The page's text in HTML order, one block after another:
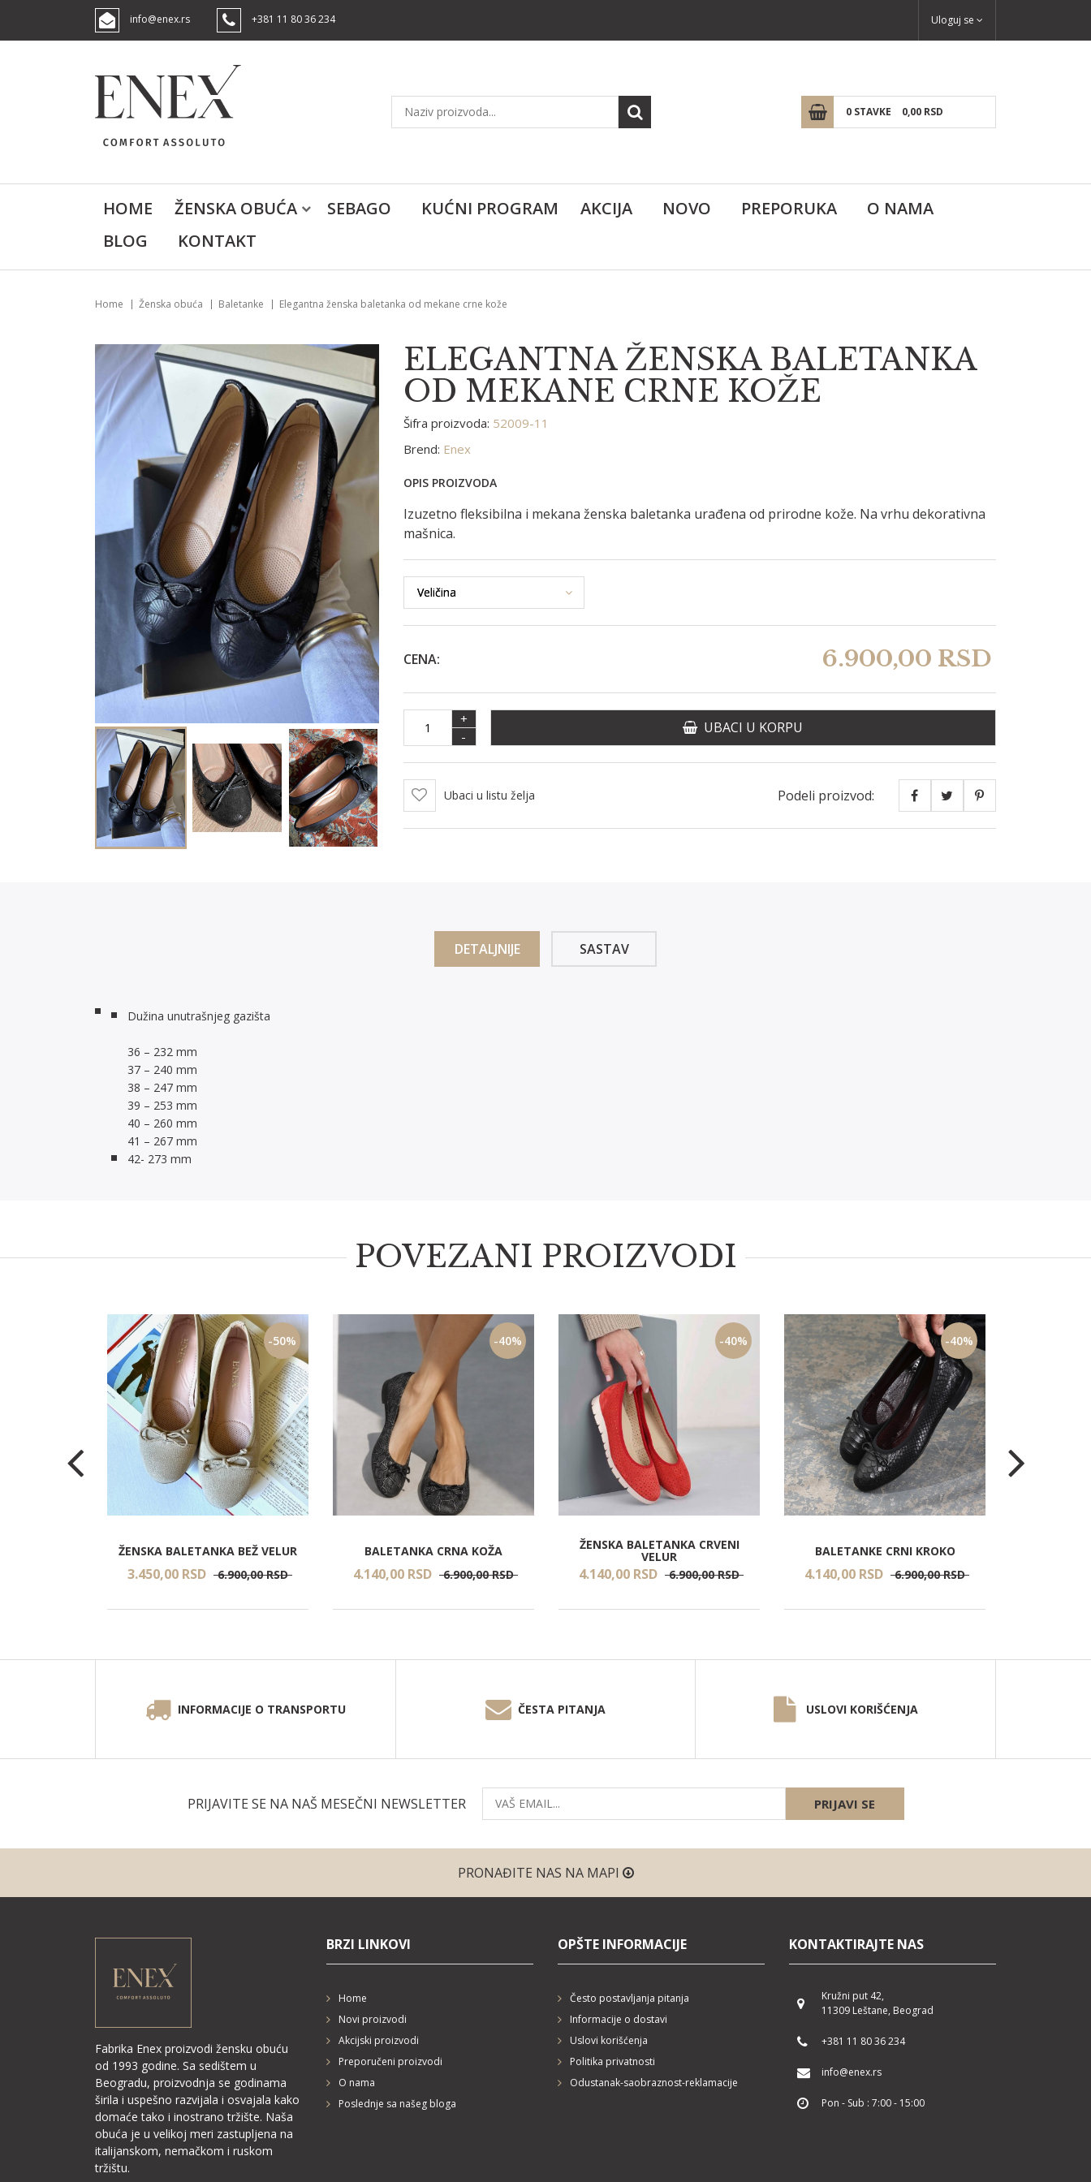
info@enex.rs +381 11 80 36 234 Uloguj se
0 STAVKE 0,00 RSD
HOME ŽENSKA OBUĆA SEBAGO KUĆNI PROGRAM AKCIJA NOVO PREPORUKA
O NAMA
BLOG
KONTAKT
Home Ženska obuća Baletanke Elegantna ženska baletanka od mekane crne kože
ELEGANTNA ŽENSKA BALETANKA
OD MEKANE CRNE KOŽE
Šifra proizvoda: 52009-11
Brend: Enex
OPIS PROIZVODA
Izuzetno fleksibilna i mekana ženska baletanka urađena od prirodne kože. Na vrhu dekorativna
mašnica.
CENA: 6.900,00 RSD
+
-
UBACI U KORPU
Ubaci u listu želja Podeli proizvod:
DETALJNIJE SASTAV
Dužina unutrašnjeg gazišta
36 – 232 mm
37 – 240 mm
38 – 247 mm
39 – 253 mm
40 – 260 mm
41 – 267 mm
42- 273 mm
POVEZANI PROIZVODI
-50%
ŽENSKA BALETANKA BEŽ VELUR
3.450,00 RSD 6.900,00 RSD
-40%
BALETANKA CRNA KOŽA
4.140,00 RSD 6.900,00 RSD
-40%
ŽENSKA BALETANKA CRVENI
VELUR
4.140,00 RSD 6.900,00 RSD
-40%
BALETANKE CRNI KROKO
4.140,00 RSD 6.900,00 RSD
INFORMACIJE O TRANSPORTU ČESTA PITANJA USLOVI KORIŠĆENJA
PRIJAVITE SE NA NAŠ MESEČNI NEWSLETTER PRIJAVI SE
PRONAĐITE NAS NA MAPI
Fabrika Enex proizvodi žensku obuću
od 1993 godine. Sa sedištem u
Beogradu, proizvodnja se godinama
širila i uspešno razvijala i osvajala kako
domaće tako i inostrano tržište. Naša
obuća je u velikoj meri zastupljena na
italijanskom, nemačkom i ruskom
tržištu.
BRZI LINKOVI
Home
Novi proizvodi
Akcijski proizvodi
Preporučeni proizvodi
O nama
Poslednje sa našeg bloga
OPŠTE INFORMACIJE
Često postavljanja pitanja
Informacije o dostavi
Uslovi korišćenja
Politika privatnosti
Odustanak-saobraznost-reklamacije
KONTAKTIRAJTE NAS
Kružni put 42,
11309 Leštane, Beograd
+381 11 80 36 234
info@enex.rs
Pon - Sub : 7:00 - 15:00